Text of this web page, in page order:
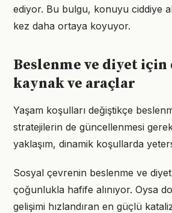
ediyor. Bu bulgu, konuyu ciddiye
kez daha ortaya koyuyor.
Beslenme ve diyet için
kaynak ve araçlar
Yaşam koşulları değiştikçe
stratejilerin de güncellenmesi
yaklaşım, dinamik koşullarda
Sosyal çevrenin beslenme ve
çoğunlukla hafife alınıyor. Oysa
gelişimi hızlandıran en güçlü